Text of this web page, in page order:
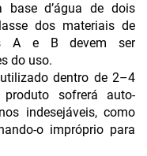
d’água de dois
dos materiais de
A e B devem ser
do uso.
dentro de 2–4
sofrerá auto-
indesejáveis, como
o impróprio para